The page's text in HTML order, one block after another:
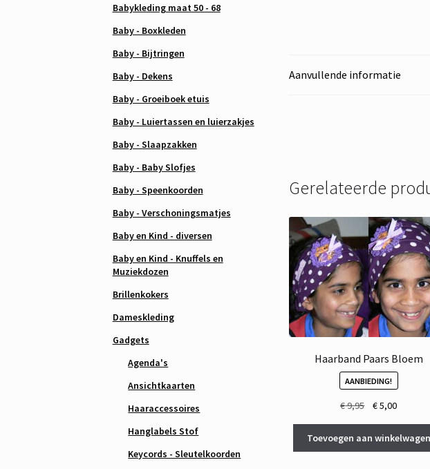
Aanvullende informatie
Gerelateerde
Haarband Paars Bloem
AANBIEDING!
€9,95
Oorspronkelijke
was:
€ 9,95.
€5,00Huidige
is:
€ 5,00.
Toevoegen aan winkelwagen
Babykleding maat 50 - 68
Baby - Boxkleden
Baby - Bijtringen
Baby - Dekens
Baby - Groeiboek etuis
Baby - Luiertassen en luierzakjes
Baby - Slaapzakken
Baby - Baby Slofjes
Baby - Speenkoorden
Baby - Verschoningsmatjes
Baby en Kind - diversen
Baby en Kind - Knuffels en
Muziekdozen
Brillenkokers
Dameskleding
Gadgets
Agenda's
Ansichtkaarten
Haaraccessoires
Hanglabels Stof
Keycords - Sleutelkoorden